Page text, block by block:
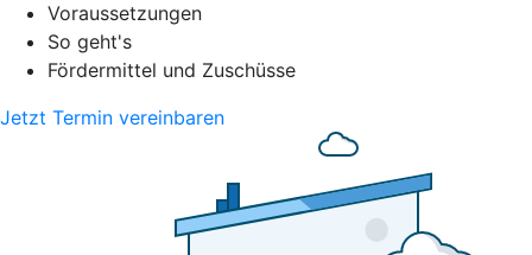
Voraussetzungen
So geht's
Fördermittel und Zuschüsse
Jetzt Termin vereinbaren